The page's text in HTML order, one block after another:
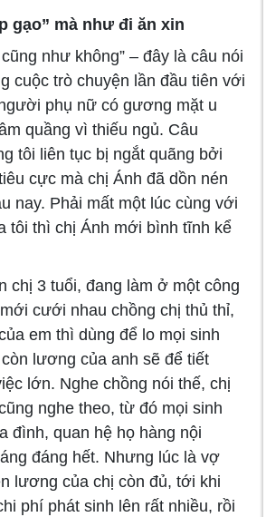
gạo” mà như đi ăn xin
như không” – đây là câu nói
cuộc trò chuyện lần đầu tiên với
phụ nữ có gương mặt u
quầng vì thiếu ngủ. Câu
tôi liên tục bị ngắt quãng bởi
cực mà chị Ánh đã dồn nén
nay. Phải mất một lúc cùng với
tôi thì chị Ánh mới bình tĩnh kể
chị 3 tuổi, đang làm ở một công
cưới nhau chồng chị thủ thỉ,
em thì dùng để lo mọi sinh
lương của anh sẽ để tiết
lớn. Nghe chồng nói thế, chị
nghe theo, từ đó mọi sinh
đình, quan hệ họ hàng nội
đáng hết. Nhưng lúc là vợ
lương của chị còn đủ, tới khi
phí phát sinh lên rất nhiều, rồi